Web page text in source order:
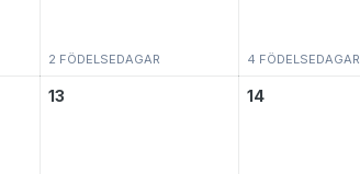
2 FÖDELSEDAGAR 4 FÖDELSEDAGAR
13 14